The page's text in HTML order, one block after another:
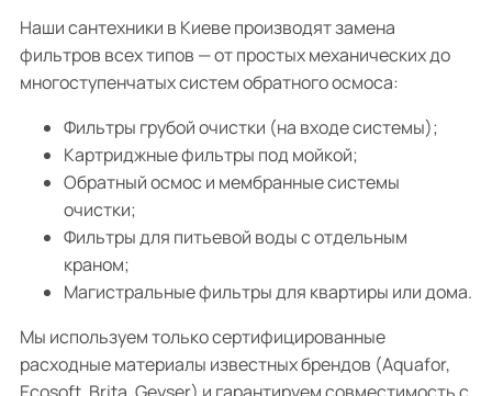
Наши сантехники в Киеве производят замена
фильтров всех типов — от простых механических до
многоступенчатых систем обратного осмоса:
Фильтры грубой очистки (на входе системы);
Картриджные фильтры под мойкой;
Обратный осмос и мембранные системы
очистки;
Фильтры для питьевой воды с отдельным
краном;
Магистральные фильтры для квартиры или дома.
Мы используем только сертифицированные
расходные материалы известных брендов (Aquafor,